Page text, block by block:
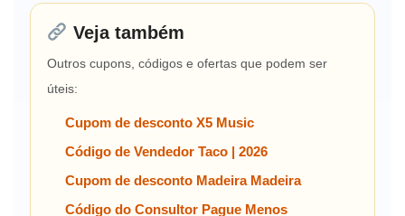
Veja também
Outros cupons, códigos e ofertas que podem ser
úteis:
Cupom de desconto X5 Music
Código de Vendedor Taco | 2026
Cupom de desconto Madeira Madeira
Código do Consultor Pague Menos